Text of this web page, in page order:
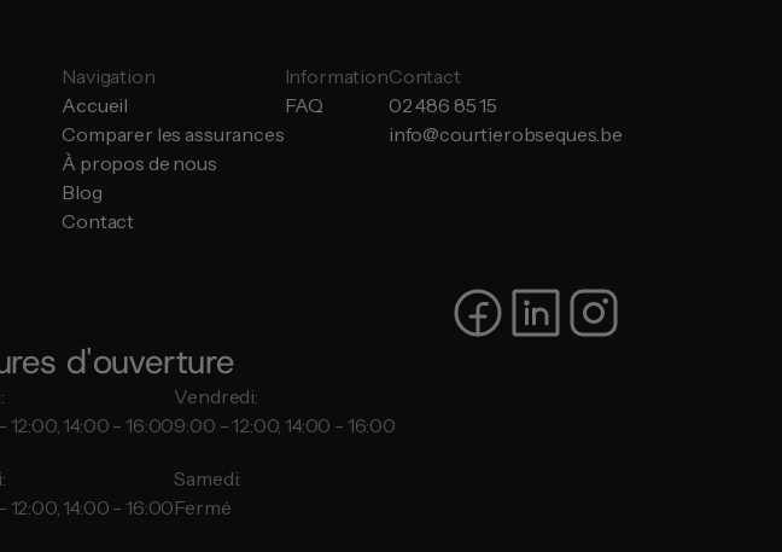
Navigation
Accueil
Comparer les assurances
À propos de nous
Blog
Contact
Information
FAQ
Contact
02 486 85 15
info@courtierobseques.be
d'ouverture
12:00, 14:00 - 16:00
12:00, 14:00 - 16:00
Vendredi:
9:00 - 12:00, 14:00 - 16:00
Samedi:
Fermé